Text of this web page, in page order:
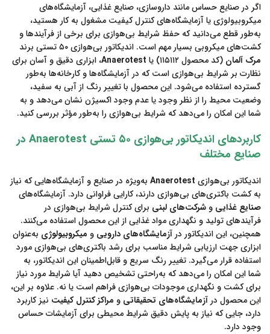
اگر در صنایع حساس مانند داروسازی، صنایع غذایی، آزمایشگاه‌های
میکروبیولوژی یا آزمایشگاه‌های کنترل کیفیت مشغول به کار هستید،
به‌طور قطع می‌دانید که حفظ شرایط بی‌هوازی برای برخی از فرآیندها و
کشت‌های میکروبی بسیار مهم است. اندیکاتور بی‌هوازی ۵۰ تستی برند
مرک آلمان (کد محصول ۱۱۵۱۱۲) یا Anaerotest، ابزاری دقیق و آسان برای
نظارت بر شرایط بی‌هوازی است که در آزمایشگاه‌ها و کارخانه‌ها به‌طور
گسترده استفاده می‌شود. این محصول با تغییر رنگ از آبی به سفید،
وضعیت محیط را از نظر وجود یا عدم وجود اکسیژن نشان می‌دهد و به
شما این امکان را می‌دهد که شرایط بی‌هوازی را به‌طور مؤثر بررسی کنید.
کاربردهای اندیکاتور بی‌هوازی ۵۰ تستی Anaerotest در
صنایع مختلف
اندیکاتور بی‌هوازی Anaerotest به‌ویژه در صنایع و آزمایشگاه‌هایی که نیاز
به کشت باکتری‌های بی‌هوازی دارند، کارایی فراوانی دارد. آزمایشگاه‌های
صنایع غذایی و شرکت‌های لبنی برای کنترل شرایط بی‌هوازی در
فرآیندهای تولید و نگهداری مواد غذایی از این محصول استفاده می‌کنند.
همچنین، این اندیکاتور در آزمایشگاه‌های دارویی و میکروبیولوژی به‌عنوان
ابزاری جهت ارزیابی شرایط مناسب برای رشد باکتری‌های بی‌هوازی مورد
استفاده قرار می‌گیرد. تغییر رنگ سریع و قابل‌اطمینان این اندیکاتور، به
شما این امکان را می‌دهد که به‌راحتی تشخیص دهید آیا شرایط مورد نیاز
برای کشت و نگهداری موجودات بی‌هوازی فراهم است یا نه. علاوه بر این،
این محصول در آزمایشگاه‌های تحقیقاتی و مراکز کنترل کیفیت نیز کاربرد
دارد، جایی که نیاز به پایش دقیق شرایط محیطی برای آزمایشات حساس
وجود دارد.